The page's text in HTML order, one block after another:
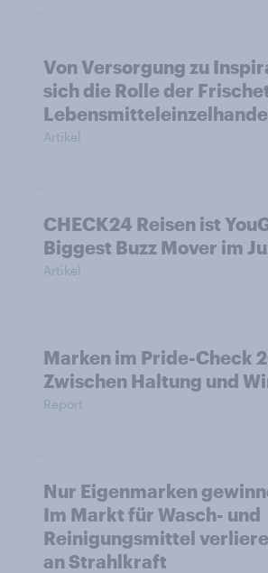
Von Versorgung zu
sich die Rolle der
Artikel
CHECK24 Reisen ist
Biggest Buzz Mover im
Artikel
Marken im Pride-Check
Zwischen Haltung und
Report
Nur Eigenmarken
Im Markt für Wasch- und
Reinigungsmittel
an Strahlkraft